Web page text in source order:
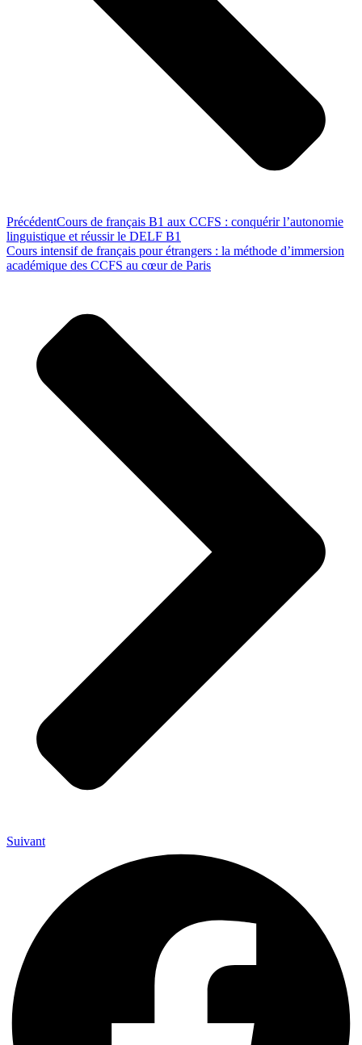
PrécédentCours de français B1 aux CCFS : conquérir l’autonomie
linguistique et réussir le DELF B1
Cours intensif de français pour étrangers : la méthode d’immersion
académique des CCFS au cœur de Paris
Suivant